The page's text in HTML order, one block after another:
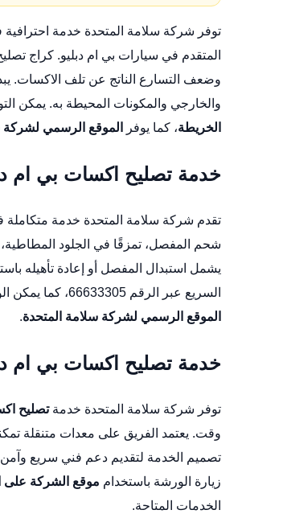
توفر شركة سلامة المتحدة خدمة
المتقدم في سيارات بي ام دبليو. كراج
وضعف التسارع الناتج عن تلف الاكسات.
والخارجي والمكونات المحيطة به. يمكن التواصل مع الشركة
الخريطة، كما يوفر الموقع الرسمي لشركة
خدمة تصليح اكسات بي ام
تقدم شركة سلامة المتحدة خدمة
شحم المفصل، تمزقًا في الجلود المطاطية،
يشمل استبدال المفصل أو إعادة تأهيله
السريع عبر الرقم 66633305، كما يمكن الوصول إلى الورشة عبر
الموقع الرسمي لشركة سلامة المتحدة.
خدمة تصليح اكسات بي ام دبليو
توفر شركة سلامة المتحدة خدمةتصليح
وقت. يعتمد الفريق على معدات متنقلة
زيارة الورشة باستخدام موقع الشركة على
الخدمات المتاحة.